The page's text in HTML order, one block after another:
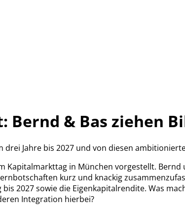
Bernd & Bas ziehen
Jahre bis 2027 und von diesen
Kapitalmarkttag in München vorgestellt.
kurz und knackig
2027 sowie die Eigenkapitalrendite. Was
Integration hierbei?